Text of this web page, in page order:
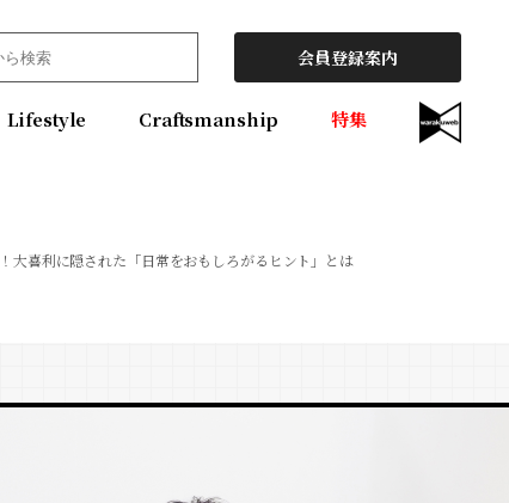
会員登録案内
Lifestyle Craftsmanship 特集
大喜利に隠された「日常をおもしろがるヒント」とは